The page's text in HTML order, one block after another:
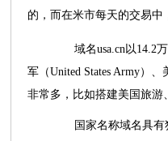
的，而在米市每天的交易
域名usa.cn以14.2万
军（United States Army）
非常多，比如搭建美国旅游
国家名称域名具有独